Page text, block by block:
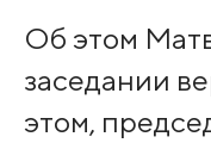
Об этом
заседании
этом,